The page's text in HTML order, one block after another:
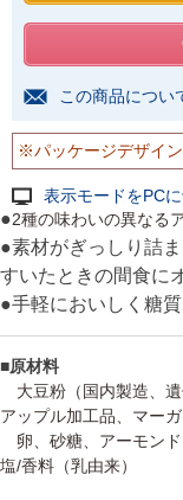
この商品につい
※パッケージデザイ
表示モードをPC
●2種の味わいの異なる
●素材がぎっしり詰
すいたときの間食に
●手軽においしく糖
■原材料
大豆粉（国内製造、
アップル加工品、マーガ
卵、砂糖、アーモン
塩/香料（乳由来）